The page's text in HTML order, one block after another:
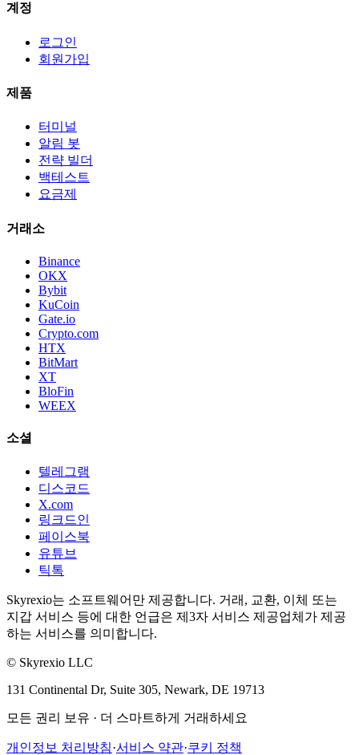
계정
로그인
회원가입
제품
터미널
알림 봇
전략 빌더
백테스트
요금제
거래소
Binance
OKX
Bybit
KuCoin
Gate.io
Crypto.com
HTX
BitMart
XT
BloFin
WEEX
소셜
텔레그램
디스코드
X.com
링크드인
페이스북
유튜브
틱톡
Skyrexio는 소프트웨어만 제공합니다. 거래, 교환, 이체 또는
지갑 서비스 등에 대한 언급은 제3자 서비스 제공업체가 제공
하는 서비스를 의미합니다.
© Skyrexio LLC
131 Continental Dr, Suite 305, Newark, DE 19713
모든 권리 보유 · 더 스마트하게 거래하세요
개인정보 처리방침·서비스 약관·쿠키 정책